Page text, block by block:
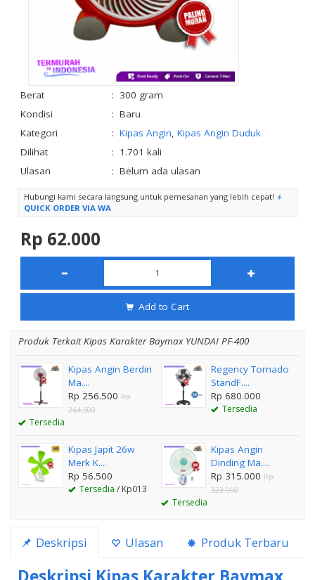
Berat : 300 gram
Kondisi
: Baru
Kategori
: Kipas Angin Kipas Angin Duduk
Dilihat
: 1.701 kali
Ulasan
: Belum ada ulasan
Hubungi kami secara langsung untuk pemesanan yang lebih cepat!
QUICK ORDER VIA WA
Rp 62.000
Add to Cart
Produk Terkait Kipas Karakter Baymax YUNDAI PF-400
Kipas Angin Berdiri
Ma....
Rp 256.500 Rp
264.500
Tersedia
Regency Tornado
StandF....
Rp 680.000
Tersedia
Kipas Japit 26w
Merk K....
Rp 56.500
Tersedia / Kp013
Kipas Angin
Dinding Ma....
Rp 315.000 Rp
323.000
Tersedia
Deskripsi Ulasan Produk Terbaru